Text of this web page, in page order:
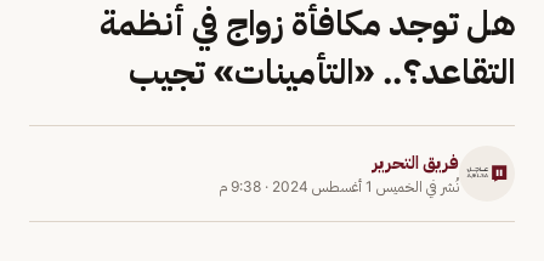
هل توجد مكافأة زواج في أنظمة
التقاعد؟.. «التأمينات» تجيب
فريق التحرير
نُشر في الخميس 1 أغسطس 2024 · 9:38 م